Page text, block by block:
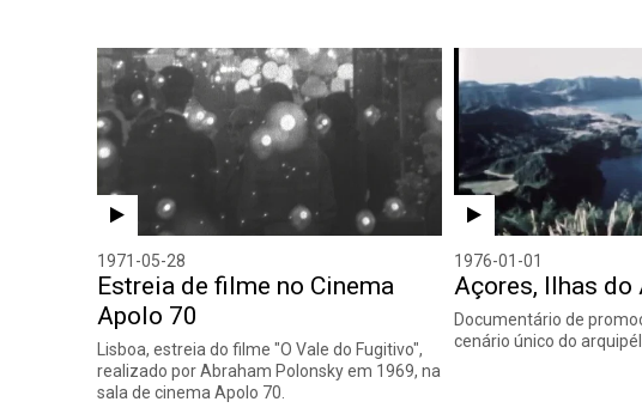
1971-05-28
Estreia de filme no Cinema
Apolo 70
Lisboa, estreia do filme "O Vale do Fugitivo",
realizado por Abraham Polonsky em 1969, na
sala de cinema Apolo 70.
1976-01-01
Açores, Ilhas
Documentário de
cenário único do